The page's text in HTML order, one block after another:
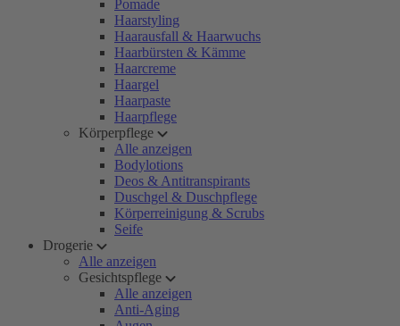
Pomade
Haarstyling
Haarausfall & Haarwuchs
Haarbürsten & Kämme
Haarcreme
Haargel
Haarpaste
Haarpflege
Körperpflege
Alle anzeigen
Bodylotions
Deos & Antitranspirants
Duschgel & Duschpflege
Körperreinigung & Scrubs
Seife
Drogerie
Alle anzeigen
Gesichtspflege
Alle anzeigen
Anti-Aging